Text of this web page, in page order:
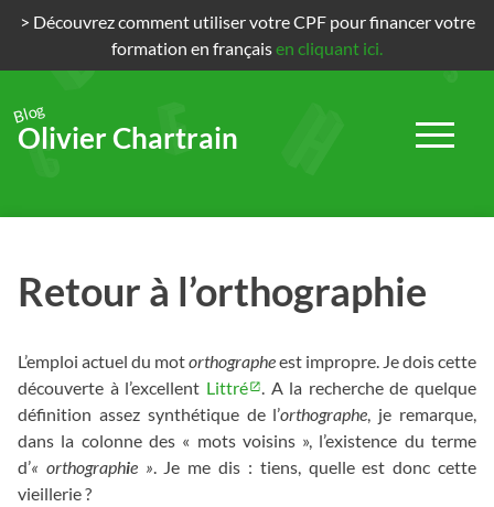
> Découvrez comment utiliser votre CPF pour financer votre
formation en françaisen cliquant ici.
Blog
Olivier Chartrain
Retour à l’orthographie
L’emploi actuel du motorthographeest impropre. Je dois cette
découverte à l’excellent Littré
. A la recherche de quelque
définition assez synthétique de l’orthographe , je remarque,
dans la colonne des « mots voisins », l’existence du terme
d’« orthographie » . Je me dis : tiens, quelle est donc cette
vieillerie ?